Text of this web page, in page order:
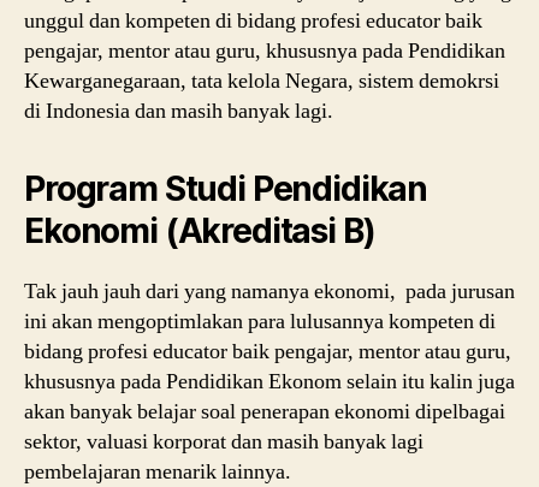
unggul dan kompeten di bidang profesi educator baik
pengajar, mentor atau guru, khususnya pada Pendidikan
Kewarganegaraan, tata kelola Negara, sistem demokrsi
di Indonesia dan masih banyak lagi.
Program Studi Pendidikan
Ekonomi (Akreditasi B)
Tak jauh jauh dari yang namanya ekonomi, pada jurusan
ini akan mengoptimlakan para lulusannya kompeten di
bidang profesi educator baik pengajar, mentor atau guru,
khususnya pada Pendidikan Ekonom selain itu kalin juga
akan banyak belajar soal penerapan ekonomi dipelbagai
sektor, valuasi korporat dan masih banyak lagi
pembelajaran menarik lainnya.